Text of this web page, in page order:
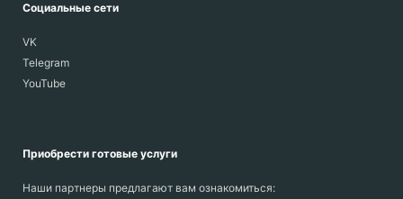
Социальные сети
VK
Telegram
YouTube
Приобрести готовые услуги
Наши партнеры предлагают вам ознакомиться: